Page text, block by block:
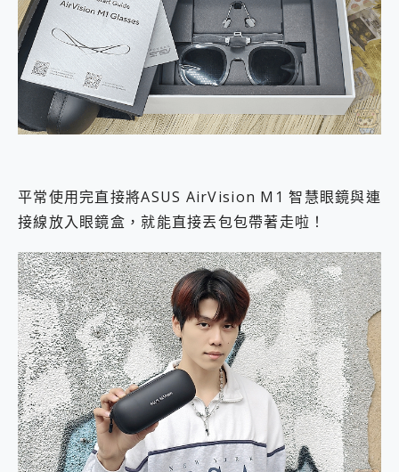
平常使用完直接將ASUS AirVision M1 智慧眼鏡與連
接線放入眼鏡盒，就能直接丟包包帶著走啦！